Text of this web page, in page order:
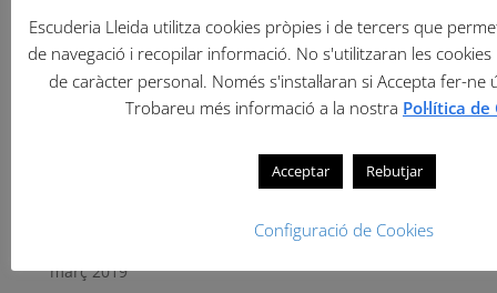
Arxius
setembre 2019
agost 2019
març 2019
Escuderia Lleida utilitza cookies pròpies i de tercers que
de navegació i recopilar informació. No s'utilitzaran les
de caràcter personal. Només s'instal·laran si Accepta fer-ne
Trobareu més informació a la nostra Pol·lítica
Acceptar Rebutjar
Configuració de Cookies